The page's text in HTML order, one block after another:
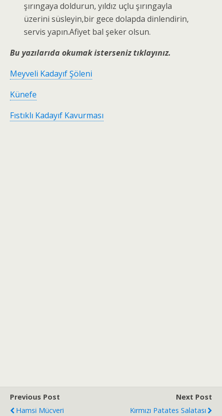
şırıngaya doldurun, yıldız uçlu şırıngayla
üzerini süsleyin,bir gece dolapda dinlendirin,
servis yapın.Afiyet bal şeker olsun.
Bu yazılarıda okumak isterseniz tıklayınız.
Meyveli Kadayıf Şöleni
Künefe
Fıstıklı Kadayıf Kavurması
Previous Post
Hamsi Mücveri
Next Post
Kırmızı Patates Salatası